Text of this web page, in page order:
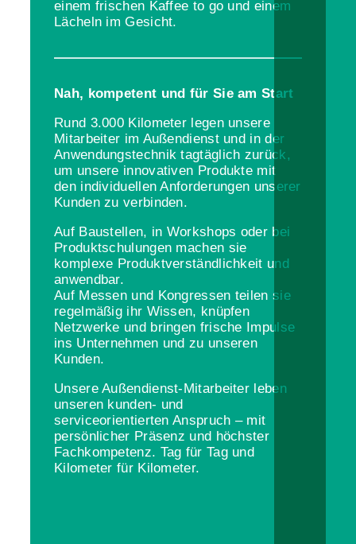
einem frischen Kaffee to go und einem
Lächeln im Gesicht.
Nah, kompetent und für Sie am Start
Rund 3.000 Kilometer legen unsere
Mitarbeiter im Außendienst und in der
Anwendungstechnik tagtäglich zurück,
um unsere innovativen Produkte mit
den individuellen Anforderungen unserer
Kunden zu verbinden.
Auf Baustellen, in Workshops oder bei
Produktschulungen machen sie
komplexe Produktverständlichkeit und
anwendbar.
Auf Messen und Kongressen teilen sie
regelmäßig ihr Wissen, knüpfen
Netzwerke und bringen frische Impulse
ins Unternehmen und zu unseren
Kunden.
Unsere Außendienst-Mitarbeiter leben
unseren kunden- und
serviceorientierten Anspruch – mit
persönlicher Präsenz und höchster
Fachkompetenz. Tag für Tag und
Kilometer für Kilometer.